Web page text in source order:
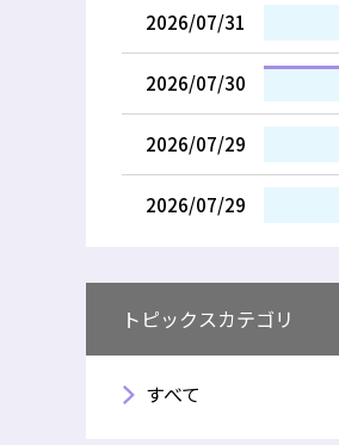
2026/07/31
2026/07/30
2026/07/29
2026/07/29
トピックスカテゴリ
すべて